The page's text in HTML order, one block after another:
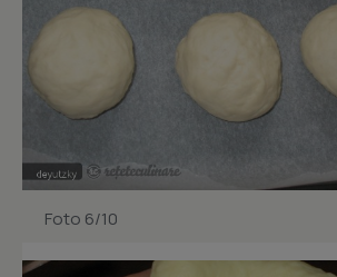
Foto 6/10